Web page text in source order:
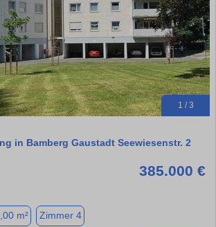
1 / 3
in Bamberg Gaustadt Seewiesenstr. 2
385.000 €
m² Zimmer 4